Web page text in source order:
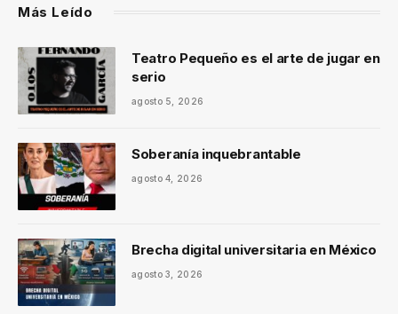
Más Leído
Teatro Pequeño es el arte de jugar en
serio
agosto 5, 2026
Soberanía inquebrantable
agosto 4, 2026
Brecha digital universitaria en México
agosto 3, 2026